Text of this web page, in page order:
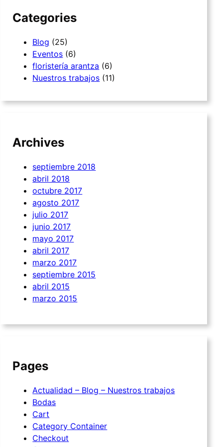
Categories
Blog (25)
Eventos (6)
floristería arantza (6)
Nuestros trabajos (11)
Archives
septiembre 2018
abril 2018
octubre 2017
agosto 2017
julio 2017
junio 2017
mayo 2017
abril 2017
marzo 2017
septiembre 2015
abril 2015
marzo 2015
Pages
Actualidad – Blog – Nuestros trabajos
Bodas
Cart
Category Container
Checkout